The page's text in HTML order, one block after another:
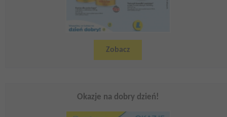
Zobacz
Okazje na dobry dzień!